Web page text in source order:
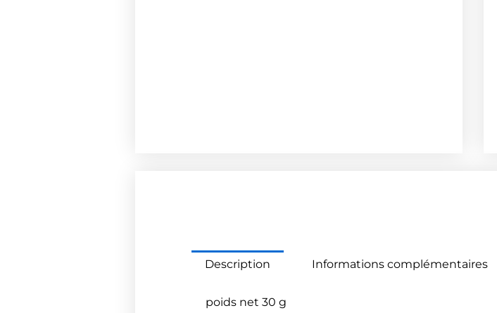
Description Informations complémentaires
poids net 30 g